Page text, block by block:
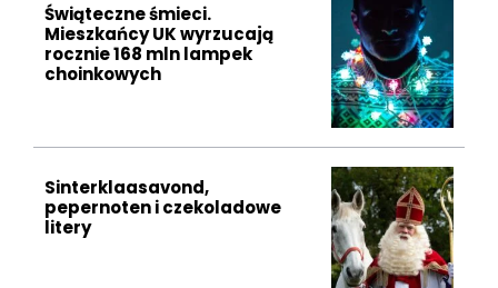
Świąteczne śmieci.
Mieszkańcy UK wyrzucają
rocznie 168 mln lampek
choinkowych
Sinterklaasavond,
pepernoten i czekoladowe
litery